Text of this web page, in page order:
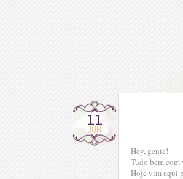
11
JUN
Hey, gente!
Tudo bem com
Hoje vim aqui